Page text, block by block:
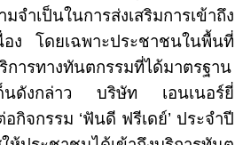
จำเป็นในการส่งเสริมการเข้าถึง
อง โดยเฉพาะประชาชนในพื้นที่
การทางทันตกรรมที่ได้มาตรฐาน
ด็นดังกล่าว บริษัท เอนเนอร์ยี่
กิจกรรม ‘ฟันดี ฟรีเดย์’ ประจำปี